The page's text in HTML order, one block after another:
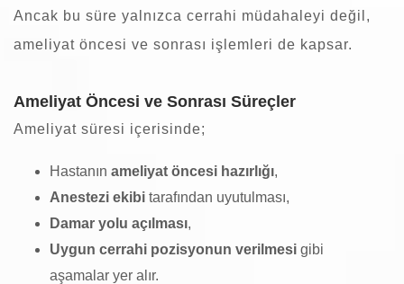
Ancak bu süre yalnızca cerrahi müdahaleyi değil,
ameliyat öncesi ve sonrası işlemleri de kapsar.
Ameliyat Öncesi ve Sonrası Süreçler
Ameliyat süresi içerisinde;
Hastanın ameliyat öncesi hazırlığı,
Anestezi ekibi tarafından uyutulması,
Damar yolu açılması,
Uygun cerrahi pozisyonun verilmesi gibi
aşamalar yer alır.